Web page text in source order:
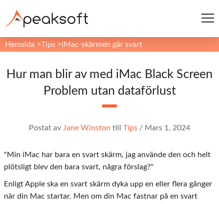
Hemsida >Tips >iMac-skärmen går svart
Hur man blir av med iMac Black Screen
Problem utan dataförlust
Postat av Jane Winston till Tips / Mars 1, 2024
"Min iMac har bara en svart skärm, jag använde den och helt
plötsligt blev den bara svart, några förslag?"
Enligt Apple ska en svart skärm dyka upp en eller flera gånger
när din Mac startar. Men om din Mac fastnar på en svart